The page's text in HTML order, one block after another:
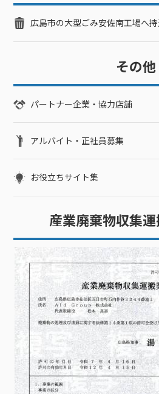
広島市の大型ごみ安佐南工場へ
その他
パートナー企業・協力店舗
アルバイト・正社員募集
お役立ちサイト集
産業廃棄物収集